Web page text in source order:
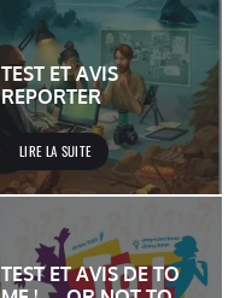
TEST ET AVIS
REPORTER
LIRE LA SUITE
TEST ET AVIS DE TO